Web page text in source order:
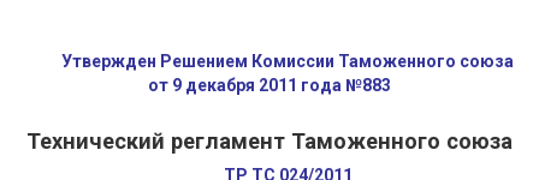
Утвержден Решением Комиссии Таможенного союза
от 9 декабря 2011 года №883
Технический регламент Таможенного союза
ТР ТС 024/2011